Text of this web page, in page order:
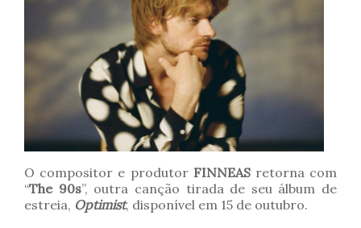
O compositor e produtor FINNEASretorna com
“The 90s”, outra canção tirada de seu álbum de
estreia, Optimist, disponível em 15 de outubro.